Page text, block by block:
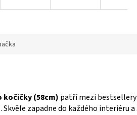
kočičky (58cm) patří mezi bestsellery
. Skvěle zapadne do každého interiéru